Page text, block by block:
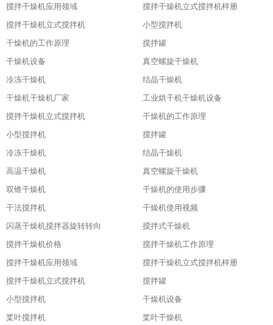
搅拌干燥机应用领域
搅拌干燥机立式搅拌机样册
搅拌干燥机立式搅拌机
小型搅拌机
干燥机的工作原理
搅拌罐
干燥机设备
真空螺旋干燥机
冷冻干燥机
结晶干燥机
干燥机干燥机厂家
工业烘干机干燥机设备
搅拌干燥机立式搅拌机
干燥机的工作原理
小型搅拌机
搅拌罐
冷冻干燥机
结晶干燥机
高温干燥机
真空螺旋干燥机
双锥干燥机
干燥机的使用步骤
干法搅拌机
干燥机使用视频
闪蒸干燥机搅拌器旋转转向
搅拌式干燥机
搅拌干燥机价格
搅拌干燥机工作原理
搅拌干燥机应用领域
搅拌干燥机立式搅拌机样册
搅拌干燥机立式搅拌机
搅拌罐
小型搅拌机
干燥机设备
桨叶搅拌机
桨叶干燥机